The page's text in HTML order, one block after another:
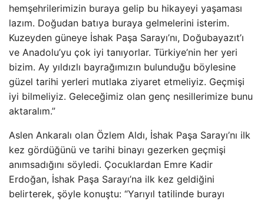
hemşehrilerimizin buraya gelip bu hikayeyi yaşaması
lazım. Doğudan batıya buraya gelmelerini isterim.
Kuzeyden güneye İshak Paşa Sarayı’nı, Doğubayazıt’ı
ve Anadolu’yu çok iyi tanıyorlar. Türkiye’nin her yeri
bizim. Ay yıldızlı bayrağımızın bulunduğu böylesine
güzel tarihi yerleri mutlaka ziyaret etmeliyiz. Geçmişi
iyi bilmeliyiz. Geleceğimiz olan genç nesillerimize bunu
aktaralım.”
Aslen Ankaralı olan Özlem Aldı, İshak Paşa Sarayı’nı ilk
kez gördüğünü ve tarihi binayı gezerken geçmişi
anımsadığını söyledi. Çocuklardan Emre Kadir
Erdoğan, İshak Paşa Sarayı’na ilk kez geldiğini
belirterek, şöyle konuştu: “Yarıyıl tatilinde burayı